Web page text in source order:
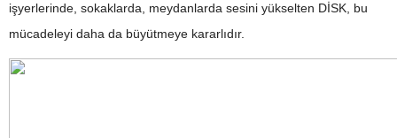
işyerlerinde, sokaklarda, meydanlarda sesini yükselten DİSK, bu
mücadeleyi daha da büyütmeye kararlıdır.